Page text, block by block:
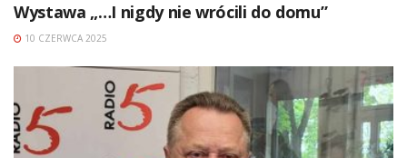
Wystawa „…I nigdy nie wrócili do domu”
10 CZERWCA 2025